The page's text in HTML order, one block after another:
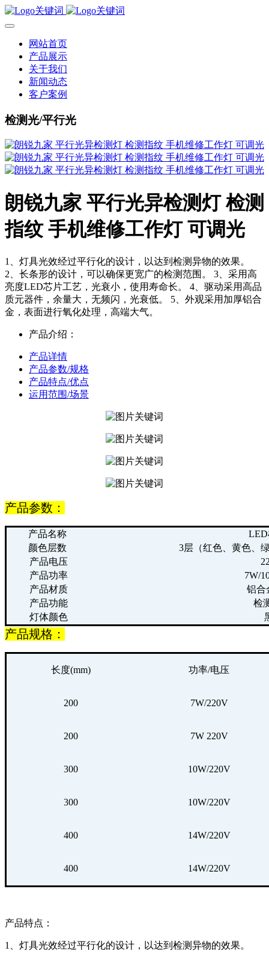
网站首页
产品展示
关于我们
新闻动态
客户案例
检测光/平行光
朗锐九家 平行光异检测灯 检测
指纹 手机维修工作灯 可调光
1、灯具光效经过平行化的设计，以达到检测异物的效果。
2、长条形的设计，可以确保更宽广的检测范围。 3、采用高
亮度LED芯片工艺，光衰小，使用寿命长。 4、驱动采用高品
质元器件，余量大，无频闪，光衰低。 5、外观采用加厚铝合
金，表面进行氧化处理，高端大气。
产品介绍：
产品详情
产品参数/规格
产品特点/优点
运用范围/场景
产品参数：
产品名称
颜色层数
3层（红色、黄色、
产品电压
产品功率
7W/
产品材质
铝合
产品功能
检
灯体颜色
产品规格：
长度(mm) 功率/电压
200 7W/220V
200 7W 220V
300 10W/220V
300 10W/220V
400 14W/220V
400 14W/220V
产品特点：
1、灯具光效经过平行化的设计，以达到检测异物的效果。